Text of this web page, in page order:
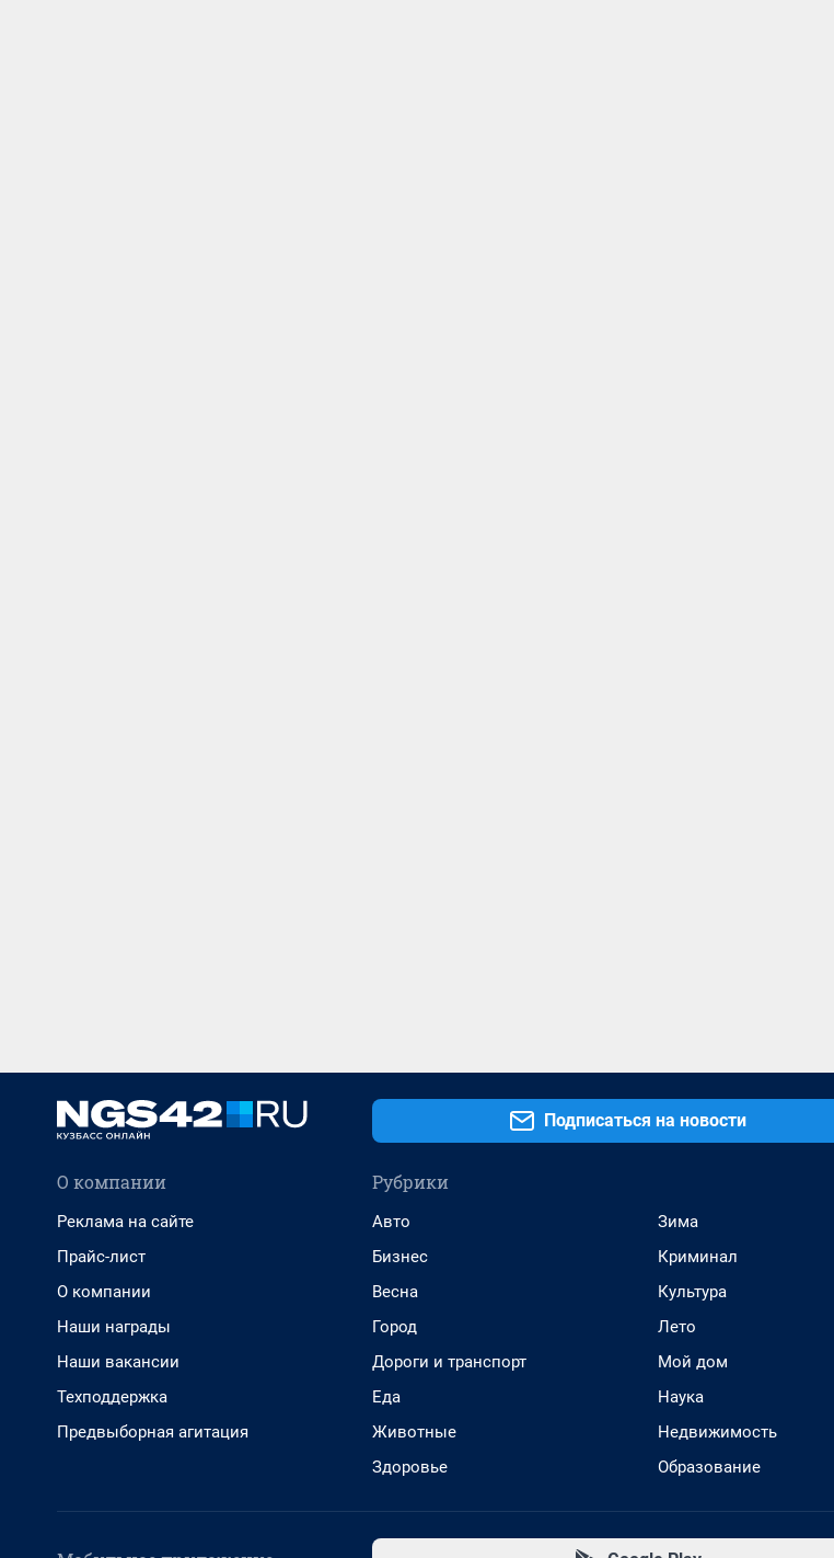
Подписаться на новости
О компании
Реклама на сайте
Прайс-лист
О компании
Наши награды
Наши вакансии
Техподдержка
Предвыборная агитация
Рубрики
Авто
Бизнес
Весна
Город
Дороги и транспорт
Еда
Животные
Здоровье
Зима
Криминал
Культура
Лето
Мой дом
Наука
Недвижимость
Образование